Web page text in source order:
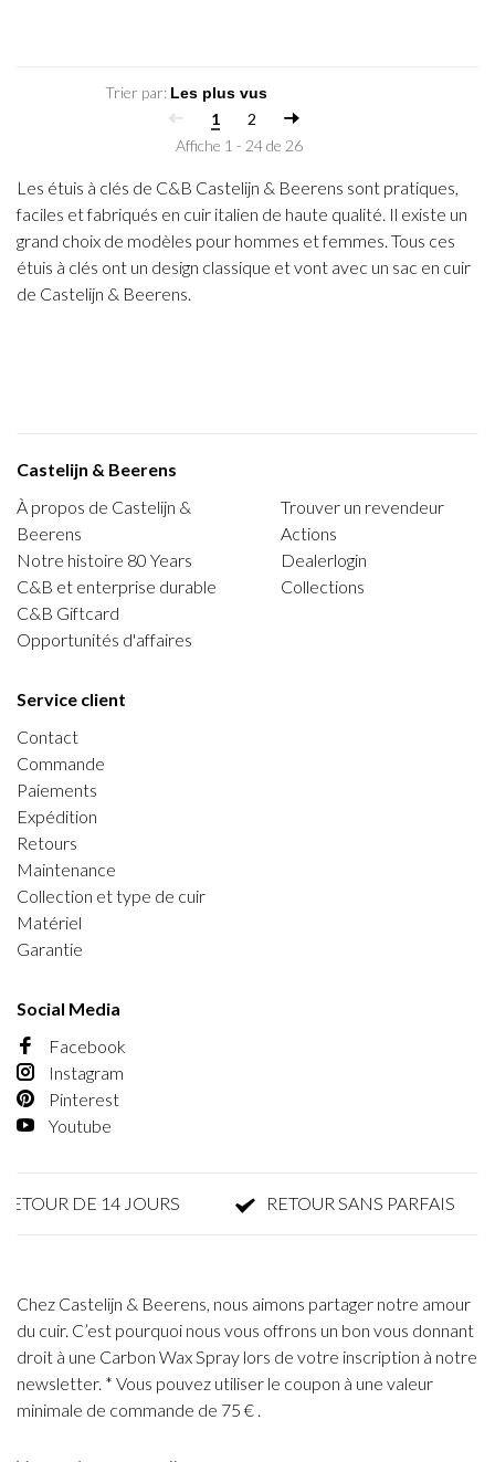
Trier par:
1
2
Affiche 1 - 24 de 26
Les étuis à clés de C&B Castelijn & Beerens sont pratiques,
faciles et fabriqués en cuir italien de haute qualité. Il existe un
grand choix de modèles pour hommes et femmes. Tous ces
étuis à clés ont un design classique et vont avec un sac en cuir
de Castelijn & Beerens.
Castelijn & Beerens
À propos de Castelijn &
Beerens
Notre histoire 80 Years
C&B et enterprise durable
C&B Giftcard
Opportunités d'affaires
Trouver un revendeur
Actions
Dealerlogin
Collections
Service client
Contact
Commande
Paiements
Expédition
Retours
Maintenance
Collection et type de cuir
Matériel
Garantie
Social Media
Facebook
Instagram
Pinterest
Youtube
DE 14 JOURS RETOUR SANS PARFAIS
Chez Castelijn & Beerens, nous aimons partager notre amour
du cuir. C’est pourquoi nous vous offrons un bon vous donnant
droit à une Carbon Wax Spray lors de votre inscription à notre
newsletter. * Vous pouvez utiliser le coupon à une valeur
minimale de commande de 75 € .